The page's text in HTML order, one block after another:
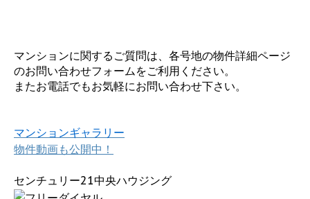
マンションに関するご質問は、各号地の物件詳細ページ
のお問い合わせフォームをご利用ください。
またお電話でもお気軽にお問い合わせ下さい。
マンションギャラリー
物件動画も公開中！
センチュリー21中央ハウジング